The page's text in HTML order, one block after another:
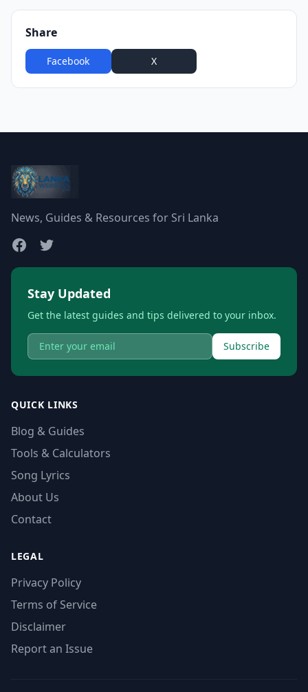
Share
Facebook X
News, Guides & Resources for Sri Lanka
Stay Updated
Get the latest guides and tips delivered to your inbox.
Subscribe
QUICK LINKS
Blog & Guides
Tools & Calculators
Song Lyrics
About Us
Contact
LEGAL
Privacy Policy
Terms of Service
Disclaimer
Report an Issue